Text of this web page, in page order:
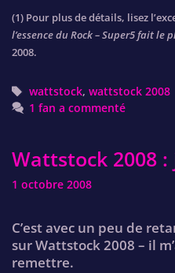
(1) Pour plus de détails, lisez
l’essence du Rock – Super5 fait le
2008.
Tags
wattstock, wattstock 2008
1 fan a commenté
Wattstock 2008 :
1 octobre 2008
C’est avec un peu de
sur Wattstock 2008 – il
remettre.